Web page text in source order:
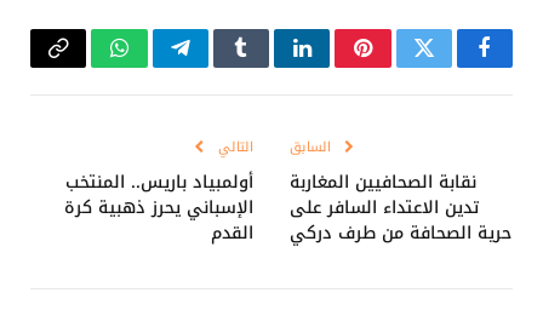
فيسبوكتويتر بينتيريستلينكدإنTumblrتيلقرامواتسابCopy
السابق
نقابة الصحافيين المغاربة
تدين الاعتداء السافر على
حرية الصحافة من طرف دركي
التالي
أولمبياد باريس.. المنتخب
الإسباني يحرز ذهبية كرة
القدم